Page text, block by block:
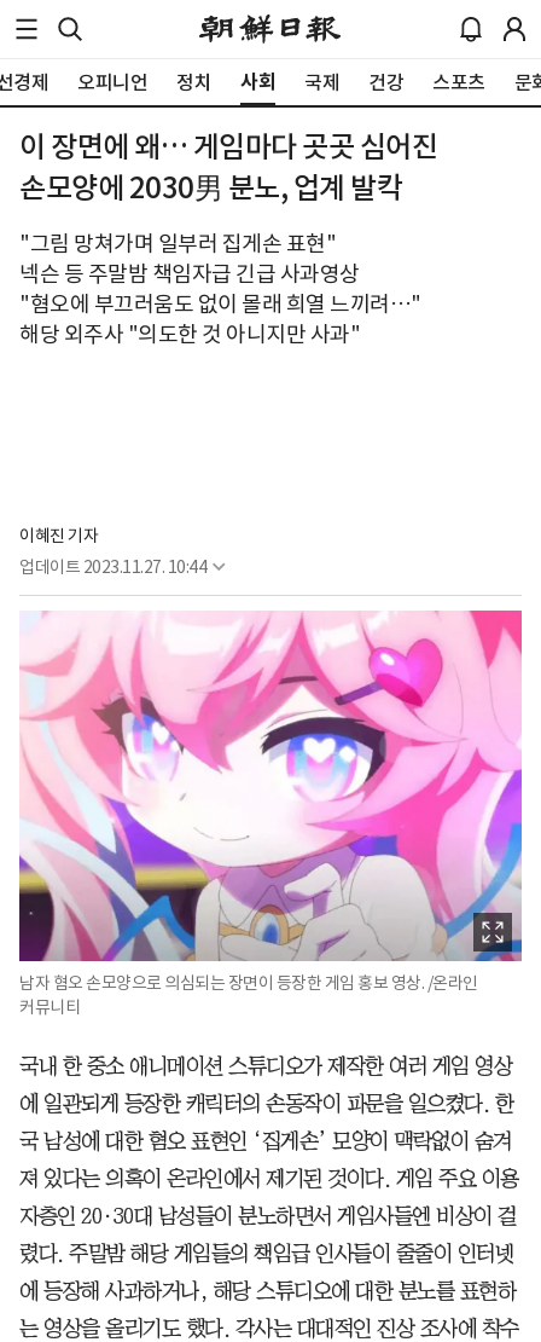
경제 오피니언 정치 사회 국제 건강 스포츠 문
이 장면에 왜… 게임마다 곳곳 심어진
손모양에 2030男 분노, 업계 발칵
"그림 망쳐가며 일부러 집게손 표현"
넥슨 등 주말밤 책임자급 긴급 사과영상
"혐오에 부끄러움도 없이 몰래 희열 느끼려…"
해당 외주사 "의도한 것 아니지만 사과"
이혜진 기자
업데이트 2023.11.27. 10:44
남자 혐오 손모양으로 의심되는 장면이 등장한 게임 홍보 영상. /온라인
커뮤니티
국내 한 중소 애니메이션 스튜디오가 제작한 여러 게임 영상
에 일관되게 등장한 캐릭터의 손동작이 파문을 일으켰다. 한
국 남성에 대한 혐오 표현인 ‘집게손’ 모양이 맥락없이 숨겨
져 있다는 의혹이 온라인에서 제기된 것이다. 게임 주요 이용
자층인 20·30대 남성들이 분노하면서 게임사들엔 비상이 걸
렸다. 주말밤 해당 게임들의 책임급 인사들이 줄줄이 인터넷
에 등장해 사과하거나, 해당 스튜디오에 대한 분노를 표현하
는 영상을 올리기도 했다. 각사는 대대적인 진상 조사에 착수